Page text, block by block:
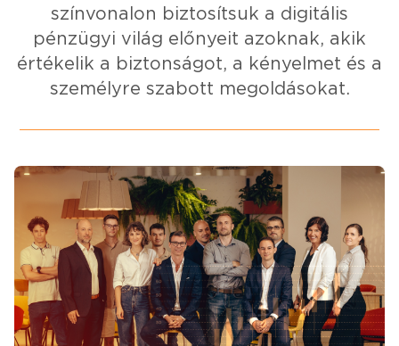
színvonalon biztosítsuk a digitális
pénzügyi világ előnyeit azoknak, akik
értékelik a biztonságot, a kényelmet és a
személyre szabott megoldásokat.